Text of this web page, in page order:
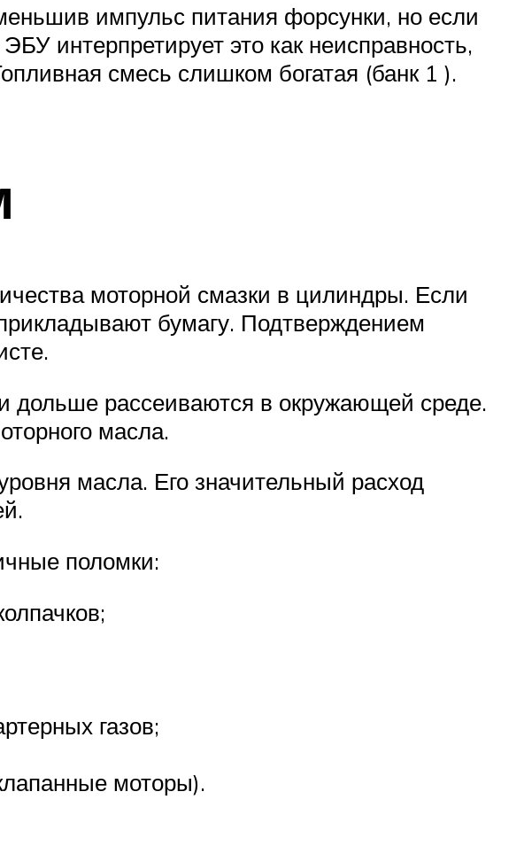
импульс питания форсунки, но если
интерпретирует это как неисправность,
смесь слишком богатая (банк 1 ).
моторной смазки в цилиндры. Если
бумагу. Подтверждением
дольше рассеиваются в окружающей среде.
масла.
масла. Его значительный расход
поломки:
газов;
моторы).